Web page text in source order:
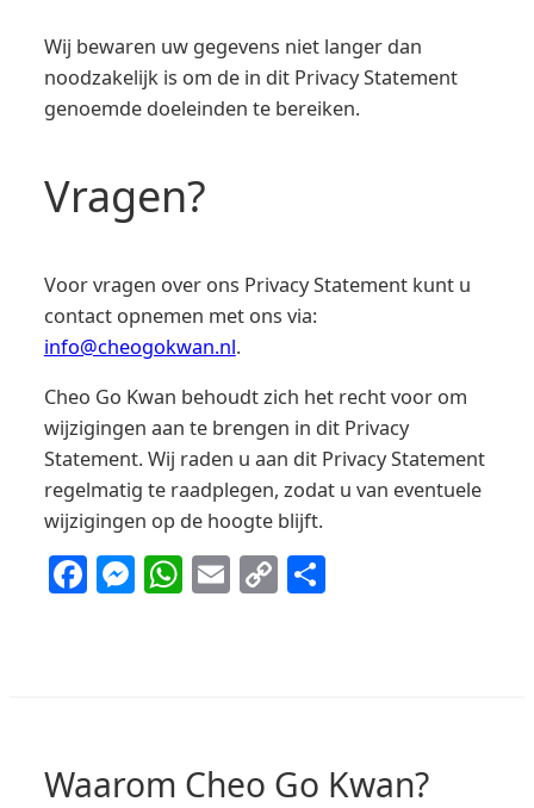
Wij bewaren uw gegevens niet langer dan
noodzakelijk is om de in dit Privacy Statement
genoemde doeleinden te bereiken.
Vragen?
Voor vragen over ons Privacy Statement kunt u
contact opnemen met ons via:
info@cheogokwan.nl.
Cheo Go Kwan behoudt zich het recht voor om
wijzigingen aan te brengen in dit Privacy
Statement. Wij raden u aan dit Privacy Statement
regelmatig te raadplegen, zodat u van eventuele
wijzigingen op de hoogte blijft.
Facebook
Messenger
WhatsApp
Email
CopyDelen
Waarom Cheo Go Kwan?